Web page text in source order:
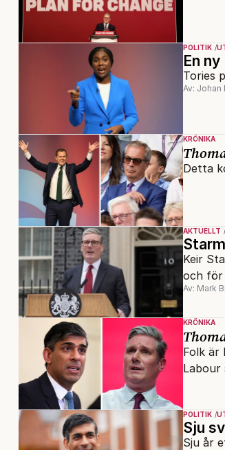
POLITIK
En
Tories
Av: Johan
KRÖNIKA
Detta
AKTUELLT
Keir
och för
Av: Mark
KRÖNIKA
Folk är
Labour
POLITIK
Sju
Sju år